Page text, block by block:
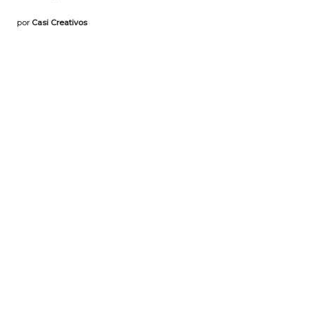
por Casi Creativos